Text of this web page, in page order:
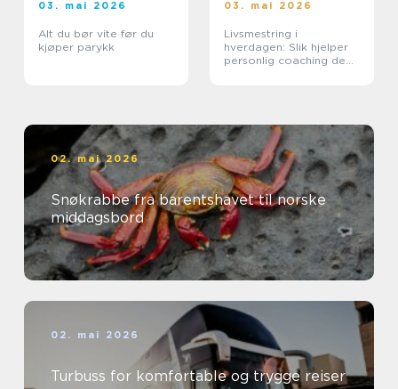
03. mai 2026
Alt du bør vite før du
kjøper parykk
03. mai 2026
Livsmestring i
hverdagen: Slik hjelper
personlig coaching deg
02. mai 2026
Snøkrabbe fra barentshavet til norske
middagsbord
02. mai 2026
Turbuss for komfortable og trygge reiser